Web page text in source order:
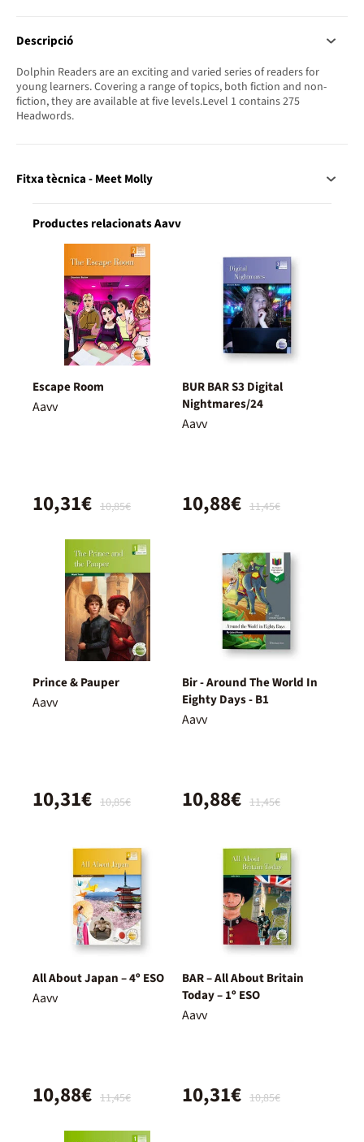
Descripció
Dolphin Readers are an exciting and varied series of readers for
young learners. Covering a range of topics, both fiction and non-
fiction, they are available at five levels.Level 1 contains 275
Headwords.
Fitxa tècnica - Meet Molly
Productes relacionats Aavv
Escape Room
Aavv
10,85€
10,31€
BUR BAR S3 Digital
Nightmares/24
Aavv
11,45€
10,88€
Prince & Pauper
Aavv
10,85€
10,31€
Bir - Around The World In
Eighty Days - B1
Aavv
11,45€
10,88€
All About Japan – 4º ESO
Aavv
11,45€
10,88€
BAR – All About Britain
Today – 1º ESO
Aavv
10,85€
10,31€